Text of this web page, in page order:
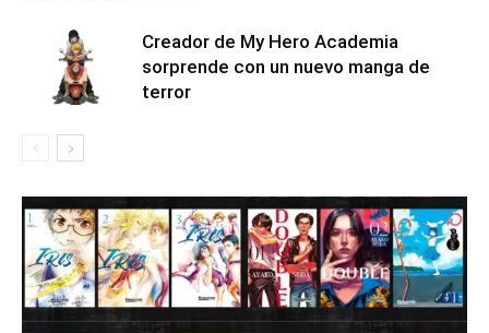
Creador de My Hero Academia
sorprende con un nuevo manga de
terror